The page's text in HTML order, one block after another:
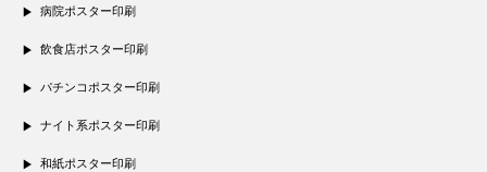
病院ポスター印刷
飲食店ポスター印刷
パチンコポスター印刷
ナイト系ポスター印刷
和紙ポスター印刷